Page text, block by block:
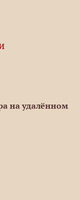
на удалённом